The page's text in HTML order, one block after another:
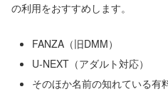
の利用をおすすめします。
FANZA（旧DMM）
U-NEXT（アダルト対応）
そのほか名前の知れている有